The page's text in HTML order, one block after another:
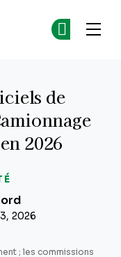
de
2026
2026
; les commissions